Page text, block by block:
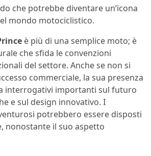
che potrebbe diventare un’icona
mondo motociclistico.
è più di una semplice moto; è
che sfida le convenzioni
del settore. Anche se non si
commerciale, la sua presenza
interrogativi importanti sul futuro
e sul design innovativo. I
potrebbero essere disposti
nonostante il suo aspetto